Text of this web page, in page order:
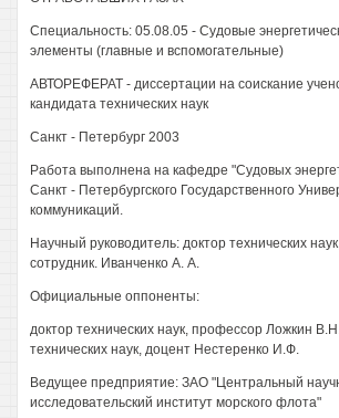
Специальность: 05.08.05 - Судовые
элементы (главные и вспомогательные)
АВТОРЕФЕРАТ - диссертации на соискание
кандидата технических наук
Санкт - Петербург 2003
Работа выполнена на кафедре "Судовых
Санкт - Петербургского Государственного
коммуникаций.
Научный руководитель: доктор технических
сотрудник. Иванченко А. А.
Официальные оппоненты:
доктор технических наук, профессор Ложкин
технических наук, доцент Нестеренко И.Ф.
Ведущее предприятие: ЗАО "Центральный
исследовательский институт морского флота"